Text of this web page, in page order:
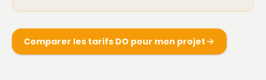
Comparer les tarifs DO pour mon projet